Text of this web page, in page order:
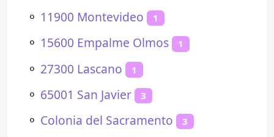
⚬ 11900 Montevideo 1
⚬ 15600 Empalme Olmos 1
⚬ 27300 Lascano 1
⚬ 65001 San Javier 3
⚬ Colonia del Sacramento 3